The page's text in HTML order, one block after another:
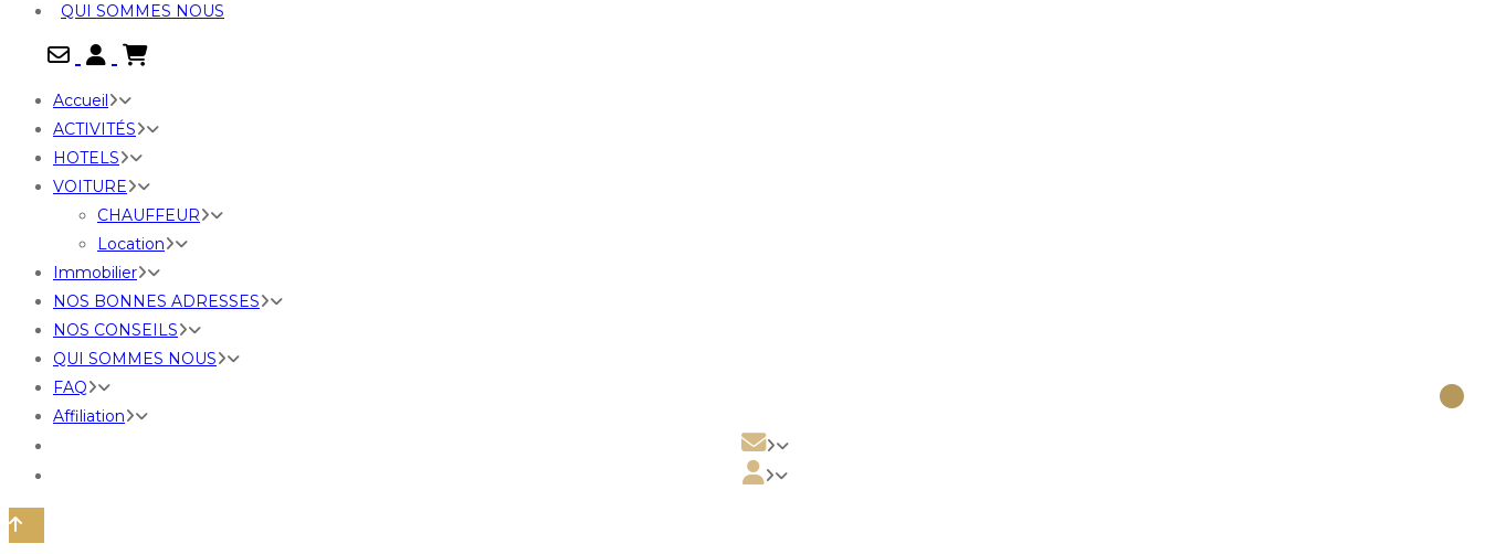
QUI SOMMES NOUS

Accueil
ACTIVITÉS
HOTELS
VOITURE
CHAUFFEUR
Location
Immobilier
NOS BONNES ADRESSES
NOS CONSEILS
QUI SOMMES NOUS
FAQ
Affiliation